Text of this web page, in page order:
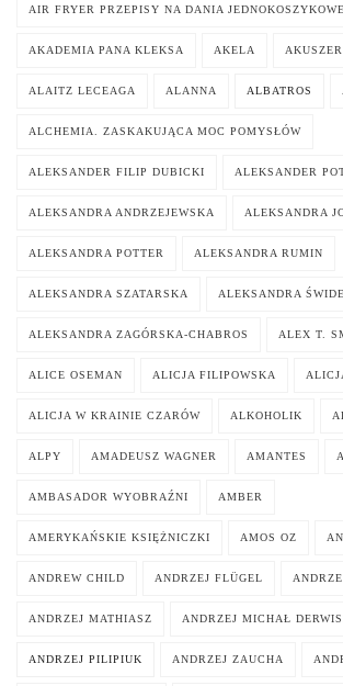
AIR FRYER PRZEPISY NA DANIA JEDNOKOSZYKOWE
AKADEMIA PANA KLEKSA AKELA
ALAITZ LECEAGA ALANNA ALBATROS
ALCHEMIA. ZASKAKUJĄCA MOC POMYSŁÓW
ALEKSANDER FILIP DUBICKI ALEKSANDER
ALEKSANDRA ANDRZEJEWSKA ALEKSANDRA
ALEKSANDRA POTTER ALEKSANDRA RUMIN
ALEKSANDRA SZATARSKA ALEKSANDRA
ALEKSANDRA ZAGÓRSKA-CHABROS ALEX T.
ALICE OSEMAN ALICJA FILIPOWSKA
ALICJA W KRAINIE CZARÓW ALKOHOLIK
ALPY AMADEUSZ WAGNER AMANTES
AMBASADOR WYOBRAŹNI AMBER
AMERYKAŃSKIE KSIĘŻNICZKI AMOS OZ
ANDREW CHILD ANDRZEJ FLÜGEL
ANDRZEJ MATHIASZ ANDRZEJ MICHAŁ
ANDRZEJ PILIPIUK ANDRZEJ ZAUCHA